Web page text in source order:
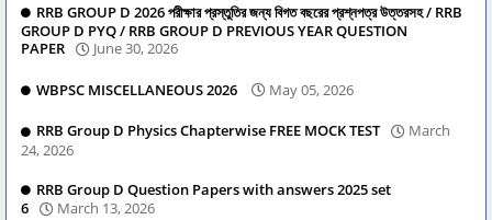
RRB GROUP D 2026 পরীক্ষার প্রস্তুতির জন্য বিগত বছরের প্রশ্নপত্র উত্তরসহ / RRB
GROUP D PYQ / RRB GROUP D PREVIOUS YEAR QUESTION
PAPER
June 30, 2026
WBPSC MISCELLANEOUS 2026 May 05, 2026
RRB Group D Physics Chapterwise FREE MOCK TEST
March
24, 2026
RRB Group D Question Papers with answers 2025 set
6
March 13, 2026